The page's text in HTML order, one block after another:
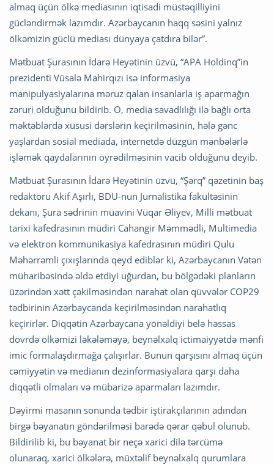
almaq üçün ölkə mediasının iqtisadi müstəqilliyini
gücləndirmək lazımdır. Azərbaycanın haqq səsini yalnız
ölkəmizin güclü mediası dünyaya çatdıra bilər”.
Mətbuat Şurasının İdarə Heyətinin üzvü, “APA Holdinq”in
prezidenti Vüsalə Mahirqızı isə informasiya
manipulyasiyalarına məruz qalan insanlarla iş aparmağın
zəruri olduğunu bildirib. O, media savadlılığı ilə bağlı orta
məktəblərdə xüsusi dərslərin keçirilməsinin, hələ gənc
yaşlardan sosial mediada, internetdə düzgün mənbələrlə
işləmək qaydalarının öyrədilməsinin vacib olduğunu deyib.
Mətbuat Şurasının İdarə Heyətinin üzvü, “Şərq” qəzetinin baş
redaktoru Akif Aşırlı, BDU-nun Jurnalistika fakültəsinin
dekanı, Şura sədrinin müavini Vüqar Əliyev, Milli mətbuat
tarixi kafedrasının müdiri Cahangir Məmmədli, Multimedia
və elektron kommunikasiya kafedrasının müdiri Qulu
Məhərrəmli çıxışlarında qeyd ediblər ki, Azərbaycanın Vətən
müharibəsində əldə etdiyi uğurdan, bu bölgədəki planların
üzərindən xətt çəkilməsindən narahat olan qüvvələr COP29
tədbirinin Azərbaycanda keçirilməsindən narahatlıq
keçirirlər. Diqqətin Azərbaycana yönəldiyi belə həssas
dövrdə ölkəmizi ləkələməyə, beynəlxalq ictimaiyyətdə mənfi
imic formalaşdırmağa çalışırlar. Bunun qarşısını almaq üçün
cəmiyyətin və medianın dezinformasiyalara qarşı daha
diqqətli olmaları və mübarizə aparmaları lazımdır.
Dəyirmi masanın sonunda tədbir iştirakçılarının adından
birgə bəyanatın göndərilməsi barədə qərar qəbul olunub.
Bildirilib ki, bu bəyanat bir neçə xarici dilə tərcümə
olunaraq, xarici ölkələrə, müxtəlif beynəlxalq qurumlara